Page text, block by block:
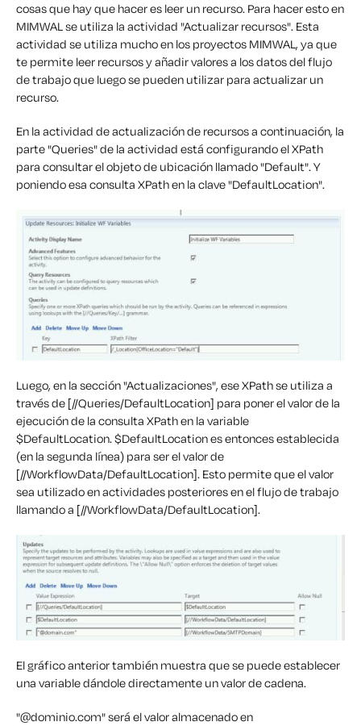
cosas que hay que hacer es leer un recurso. Para hacer esto en
MIMWAL se utiliza la actividad "Actualizar recursos". Esta
actividad se utiliza mucho en los proyectos MIMWAL, ya que
te permite leer recursos y añadir valores a los datos del flujo
de trabajo que luego se pueden utilizar para actualizar un
recurso.
En la actividad de actualización de recursos a continuación, la
parte "Queries" de la actividad está configurando el XPath
para consultar el objeto de ubicación llamado "Default". Y
poniendo esa consulta XPath en la clave "DefaultLocation".
Luego, en la sección "Actualizaciones", ese XPath se utiliza a
través de [//Queries/DefaultLocation] para poner el valor de la
ejecución de la consulta XPath en la variable
$DefaultLocation. $DefaultLocation es entonces establecida
(en la segunda línea) para ser el valor de
[//WorkflowData/DefaultLocation]. Esto permite que el valor
sea utilizado en actividades posteriores en el flujo de trabajo
llamando a [//WorkflowData/DefaultLocation].
El gráfico anterior también muestra que se puede establecer
una variable dándole directamente un valor de cadena.
"@dominio.com" será el valor almacenado en